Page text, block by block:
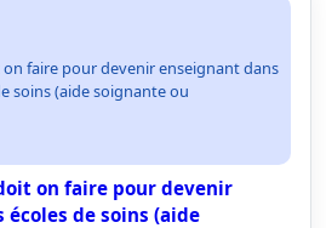
faire pour devenir enseignant dans
soins (aide soignante ou
on faire pour devenir
de soins (aide